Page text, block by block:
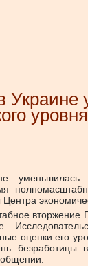
Украине
вторжение
оценки его
безработицы